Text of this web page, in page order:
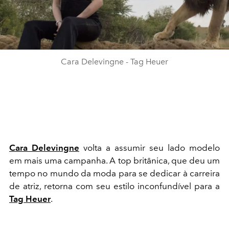
Cara Delevingne - Tag Heuer
Cara Delevingne volta a assumir seu lado modelo
em mais uma campanha. A top britânica, que deu um
tempo no mundo da moda para se dedicar à carreira
de atriz, retorna com seu estilo inconfundível para a
Tag Heuer.